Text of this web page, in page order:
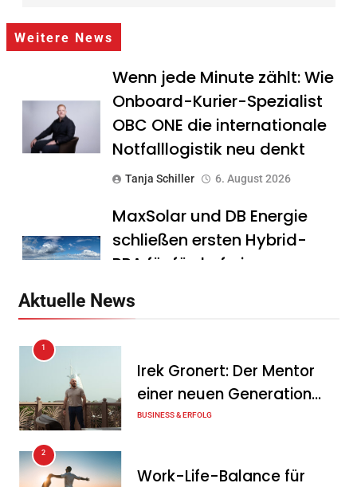
Weitere News
Wenn jede Minute zählt: Wie
Onboard-Kurier-Spezialist
OBC ONE die internationale
Notfalllogistik neu denkt
Tanja Schiller 6. August 2026
MaxSolar und DB Energie
schließen ersten Hybrid-
PPA für förderfreie
Tanja Schiller
Geschäftsverlauf im
zweiten Quartal
Intersolar-Trend 2026:
Aktuelle News
1
Irek Gronert: Der Mentor
einer neuen Generation
von Unternehmern
BUSINESS & ERFOLG
2
Work-Life-Balance für